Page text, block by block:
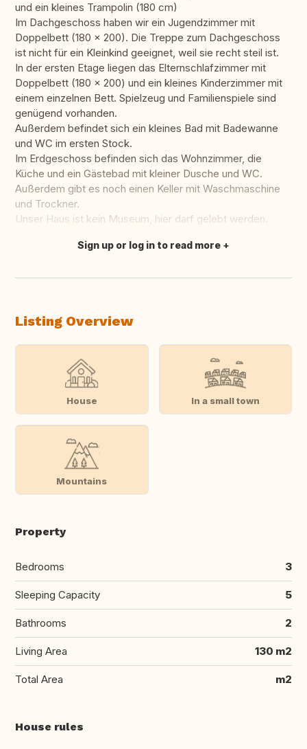
und ein kleines Trampolin (180 cm)
Im Dachgeschoss haben wir ein Jugendzimmer mit
Doppelbett (180 x 200). Die Treppe zum Dachgeschoss
ist nicht für ein Kleinkind geeignet, weil sie recht steil ist.
In der ersten Etage liegen das Elternschlafzimmer mit
Doppelbett (180 x 200) und ein kleines Kinderzimmer mit
einem einzelnen Bett. Spielzeug und Familienspiele sind
genügend vorhanden.
Außerdem befindet sich ein kleines Bad mit Badewanne
und WC im ersten Stock.
Im Erdgeschoss befinden sich das Wohnzimmer, die
Küche und ein Gästebad mit kleiner Dusche und WC.
Außerdem gibt es noch einen Keller mit Waschmaschine
und Trockner.
Unser Haus ist kein Museum, hier darf gelebt werden.
Translate this
Sign up or log in to read more
Listing Overview
House In a small town
Mountains
Property
Bedrooms 3
Sleeping Capacity 5
Bathrooms 2
Living Area 130 m2
Total Area m2
House rules